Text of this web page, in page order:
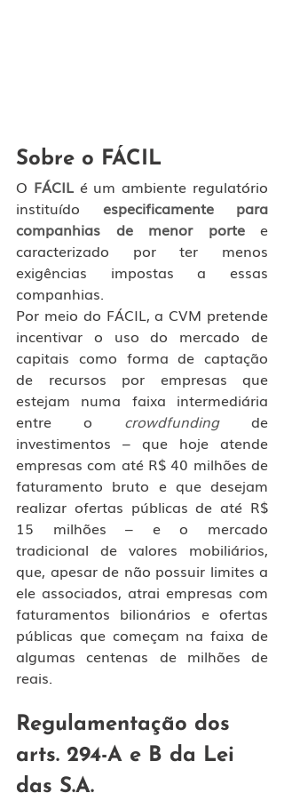
Sobre o FÁCIL
O FÁCIL é um ambiente regulatório
instituído especificamente para
companhias de menor porte e
caracterizado por ter menos
exigências impostas a essas
companhias.
Por meio do FÁCIL, a CVM pretende
incentivar o uso do mercado de
capitais como forma de captação
de recursos por empresas que
estejam numa faixa intermediária
entre o crowdfunding de
investimentos – que hoje atende
empresas com até R$ 40 milhões de
faturamento bruto e que desejam
realizar ofertas públicas de até R$
15 milhões – e o mercado
tradicional de valores mobiliários,
que, apesar de não possuir limites a
ele associados, atrai empresas com
faturamentos bilionários e ofertas
públicas que começam na faixa de
algumas centenas de milhões de
reais.
Regulamentação dos
arts. 294-A e B da Lei
das S.A.